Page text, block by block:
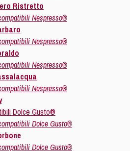
Ristretto
Nespresso®
Nespresso®
Nespresso®
Nespresso®
Dolce Gusto®
Dolce Gusto®
Dolce Gusto®